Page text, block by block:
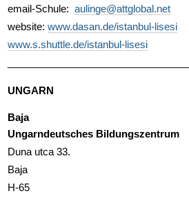
email-Schule: aulinge@attglobal.net
website: www.dasan.de/istanbul-lisesi
www.s.shuttle.de/istanbul-lisesi
UNGARN
Baja
Ungarndeutsches Bildungszentrum
Duna utca 33.
Baja
H-65